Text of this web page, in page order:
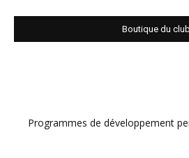
Boutique du club
Programmes de développement